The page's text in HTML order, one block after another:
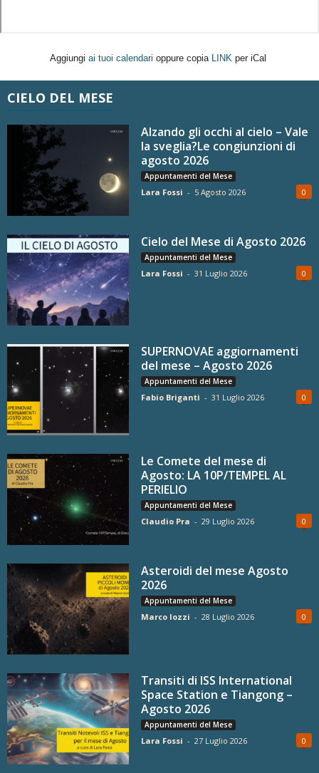
Aggiungi ai tuoi calendari oppure copia LINK per iCal
CIELO DEL MESE
Alzando gli occhi al cielo – Vale
la sveglia?Le congiunzioni di
agosto 2026
Appuntamenti del Mese
Lara Fossi - 5 Agosto 2026 0
Cielo del Mese di Agosto 2026
Appuntamenti del Mese
Lara Fossi - 31 Luglio 2026 0
SUPERNOVAE aggiornamenti
del mese – Agosto 2026
Appuntamenti del Mese
Fabio Briganti - 31 Luglio 2026 0
Le Comete del mese di
Agosto: LA 10P/TEMPEL AL
PERIELIO
Appuntamenti del Mese
Claudio Pra - 29 Luglio 2026 0
Asteroidi del mese Agosto
2026
Appuntamenti del Mese
Marco Iozzi - 28 Luglio 2026 0
Transiti di ISS International
Space Station e Tiangong –
Agosto 2026
Appuntamenti del Mese
Lara Fossi - 27 Luglio 2026 0